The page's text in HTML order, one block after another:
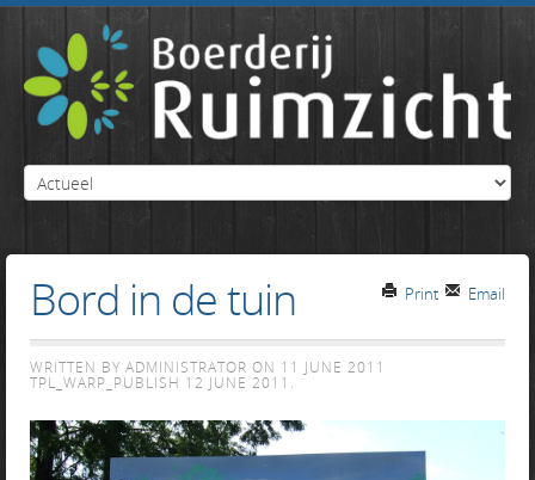
Email
Print
Bord in de tuin
WRITTEN BY ADMINISTRATOR ON 11 JUNE 2011
TPL_WARP_PUBLISH 12 JUNE 2011 .